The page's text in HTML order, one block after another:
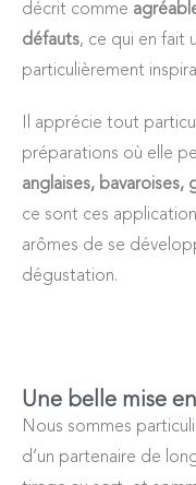
décrit comme
défauts, ce qui en fait
particulièrement
Il apprécie tout
préparations où elle
anglaises, bavaroises,
ce sont ces
arômes de se
dégustation.
Une belle mise
Nous sommes
d’un partenaire de